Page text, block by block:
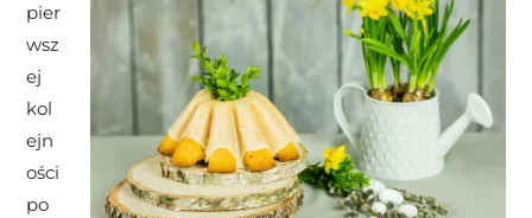
pier
wsz
ej
kol
ejn
ości
po